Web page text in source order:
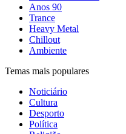
Anos 90
Trance
Heavy Metal
Chillout
Ambiente
Temas mais populares
Noticiário
Cultura
Desporto
Política